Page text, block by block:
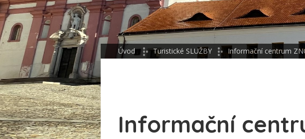
Úvod Turistické SLUŽBY Informační centrum
Informační